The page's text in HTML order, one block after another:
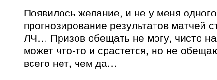
Появилось желание, и не у меня
прогнозирование результатов матчей
ЛЧ… Призов обещать не могу, чисто
может что-то и срастется, но не
всего нет, чем да…